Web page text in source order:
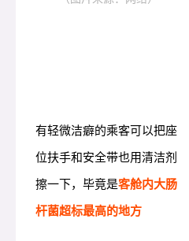
有轻微洁癖的乘客可以把座
位扶手和安全带也用清洁剂
擦一下，毕竟是客舱内大肠
杆菌超标最高的地方